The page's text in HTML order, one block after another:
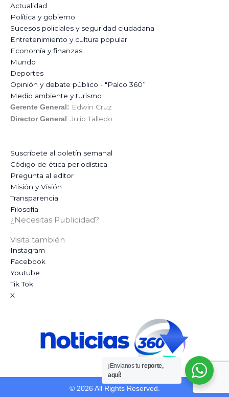
Actualidad
Política y gobierno
Sucesos policiales y seguridad ciudadana
Entretenimiento y cultura popular
Economía y finanzas
Mundo
Deportes
Opinión y debate público - "Palco 360”
Medio ambiente y turismo
Gerente General: Edwin Cruz
Director General : Julio Talledo
Suscríbete al boletín semanal
Código de ética periodística
Pregunta al editor
Misión y Visión
Transparencia
Filosofía
¿Necesitas Publicidad?
Visita también
Instagram
Facebook
Youtube
Tik Tok
X
© 2026 All Rights Reserved.
¡Envíanos tureporte,
aquí!